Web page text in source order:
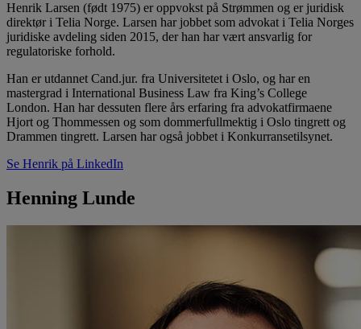
Henrik Larsen (født 1975) er oppvokst på Strømmen og er juridisk
direktør i Telia Norge. Larsen har jobbet som advokat i Telia Norges
juridiske avdeling siden 2015, der han har vært ansvarlig for
regulatoriske forhold.
Han er utdannet Cand.jur. fra Universitetet i Oslo, og har en
mastergrad i International Business Law fra King’s College
London. Han har dessuten flere års erfaring fra advokatfirmaene
Hjort og Thommessen og som dommerfullmektig i Oslo tingrett og
Drammen tingrett. Larsen har også jobbet i Konkurransetilsynet.
Se Henrik på LinkedIn
Henning Lunde